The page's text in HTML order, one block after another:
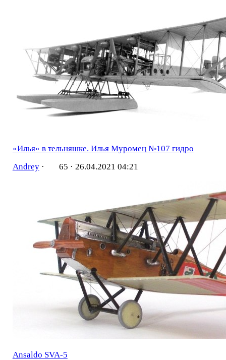
«Илья» в тельняшке. Илья Муромец №107 гидро
Andrey· 65 · 26.04.2021 04:21
Ansaldo SVA-5